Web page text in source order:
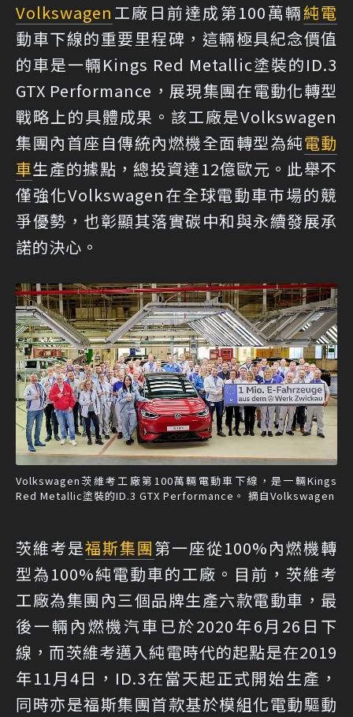
Volkswagen 工廠日前達成第100萬輛純電
動車下線的重要里程碑，這輛極具紀念價值
的車是一輛Kings Red Metallic塗裝的ID.3
GTX Performance，展現集團在電動化轉型
戰略上的具體成果。該工廠是Volkswagen
集團內首座自傳統內燃機全面轉型為純電動
車生產的據點，總投資達12億歐元。此舉不
僅強化Volkswagen在全球電動車市場的競
爭優勢，也彰顯其落實碳中和與永續發展承
諾的決心。
Volkswagen茨維考工廠第100萬輛電動車下線，是一輛Kings
Red Metallic塗裝的ID.3 GTX Performance。 摘自Volkswagen
茨維考是福斯集團第一座從100%內燃機轉
型為100%純電動車的工廠。目前，茨維考
工廠為集團內三個品牌生產六款電動車，最
後一輛內燃機汽車已於2020年6月26日下
線，而茨維考邁入純電時代的起點是在2019
年11月4日，ID.3在當天起正式開始生產，
同時亦是福斯集團首款基於模組化電動驅動